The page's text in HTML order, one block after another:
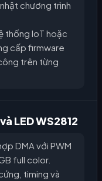
chương trình
thống IoT hoặc
cấp firmware
trên từng
LED WS2812
DMA với PWM
full color.
timing và